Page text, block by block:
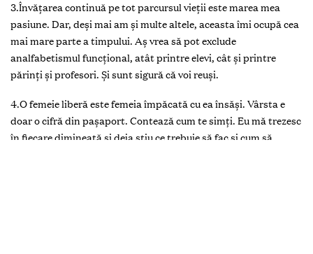
3.Învățarea continuă pe tot parcursul vieții este marea mea
pasiune. Dar, deși mai am și multe altele, aceasta îmi ocupă cea
mai mare parte a timpului. Aș vrea să pot exclude
analfabetismul funcțional, atât printre elevi, cât și printre
părinți și profesori. Și sunt sigură că voi reuși.
4.O femeie liberă este femeia împăcată cu ea însăși. Vârsta e
doar o cifră din pașaport. Contează cum te simți. Eu mă trezesc
în fiecare dimineață și deja știu ce trebuie să fac și cum să